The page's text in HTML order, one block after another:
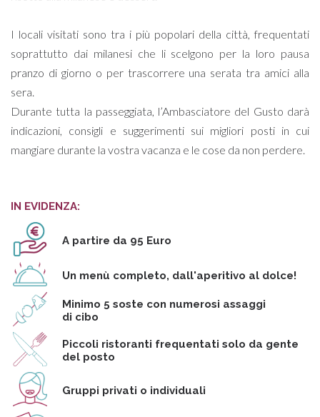
I locali visitati sono tra i più popolari della città, frequentati
soprattutto dai milanesi che li scelgono per la loro pausa
pranzo di giorno o per trascorrere una serata tra amici alla
sera.
Durante tutta la passeggiata, l’Ambasciatore del Gusto darà
indicazioni, consigli e suggerimenti sui migliori posti in cui
mangiare durante la vostra vacanza e le cose da non perdere.
IN EVIDENZA:
A partire da 95 Euro
Un menù completo, dall'aperitivo al dolce!
Minimo 5 soste con numerosi assaggi
di cibo
Piccoli ristoranti frequentati solo da gente
del posto
Gruppi privati o individuali